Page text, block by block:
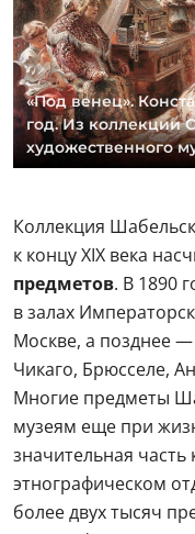
«Под венец».
год. Из коллекции
художественного
Коллекция
к концу XIX века
предметов. В 1890
в залах
Москве, а позднее —
Чикаго, Брюсселе,
Многие предметы
музеям еще при
значительная часть
этнографическом
более двух тысяч